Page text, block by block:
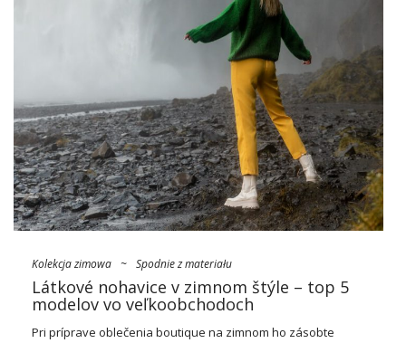
Kolekcja zimowa ~ Spodnie z materiału
Látkové nohavice v zimnom štýle – top 5
modelov vo veľkoobchodoch
Pri príprave oblečenia boutique na zimnom ho zásobte